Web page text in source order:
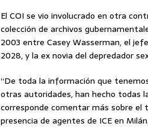
El COI se vio involucrado en otra
colección de archivos
2003 entre Casey Wasserman, el
2028, y la ex novia del depredador
“De toda la información que
otras autoridades, han hecho todas
corresponde comentar más sobre el
presencia de agentes de ICE en Milán.